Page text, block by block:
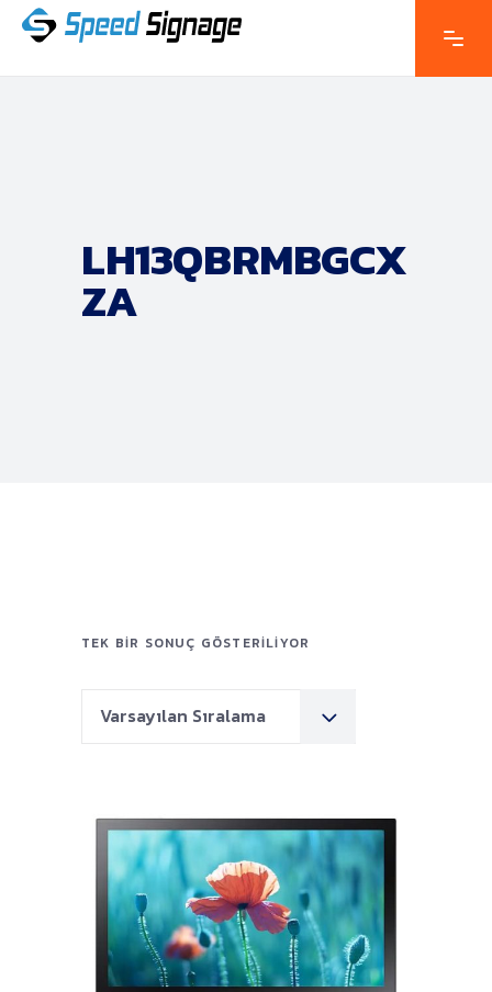
LH13QBRMBGCX
ZA
TEK BIR SONUÇ GÖSTERILIYOR
Varsayılan Sıralama